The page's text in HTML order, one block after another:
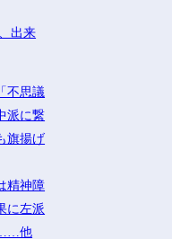
出来
不思議
派に繋
旗揚げ
精神障
に左派
……他